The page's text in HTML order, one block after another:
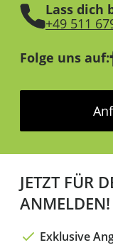
Lass dich
+49 511
Folge uns auf:
JETZT FÜR
ANMELDEN!
Exklusive